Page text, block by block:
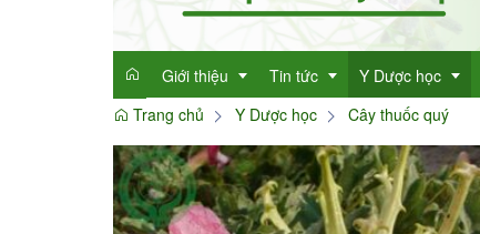
Giới thiệu
Giới thiệu
Mục đích
Tin tức
Tin tức tổng hợp
Tin tức trong ngành
Y Dược học
Thông tin y học
Cây thuốc quý
Trang chủ
Y Dược học Cây thuốc quý